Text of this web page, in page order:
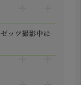
ッツ撮影中に